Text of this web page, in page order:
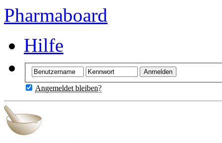
Pharmaboard
Hilfe
Angemeldet bleiben?